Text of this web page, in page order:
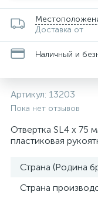
Доставка от
Наличный и
Артикул: 13203
Пока нет отзывов
Отвертка SL4 х 75
пластиковая
Страна (Родина
Страна